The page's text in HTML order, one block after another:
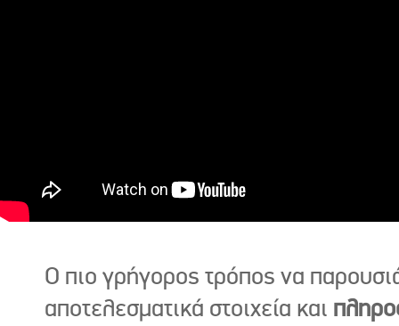
Ο πιο γρήγορος τρόπος να
αποτελεσματικά στοιχεία και